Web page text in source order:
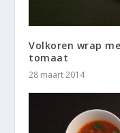
Volkoren wrap
tomaat
28 maart 2014